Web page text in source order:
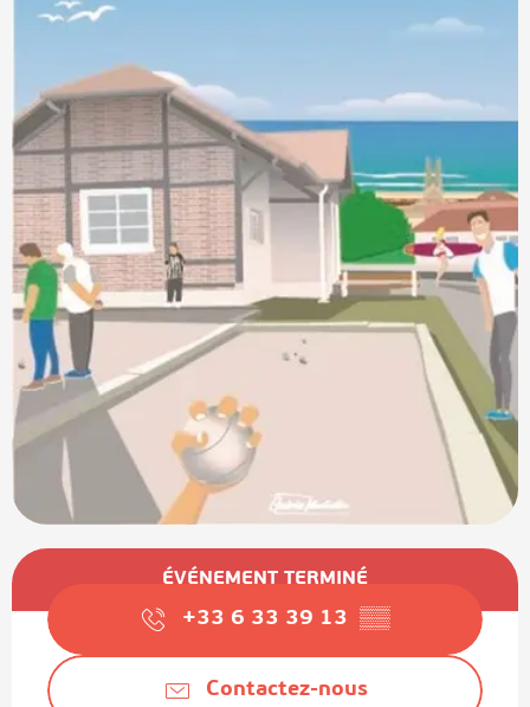
Ouverture et coordonnées
ÉVÉNEMENT TERMINÉ
+33 6 33 39 13 ▒▒
Contactez-nous